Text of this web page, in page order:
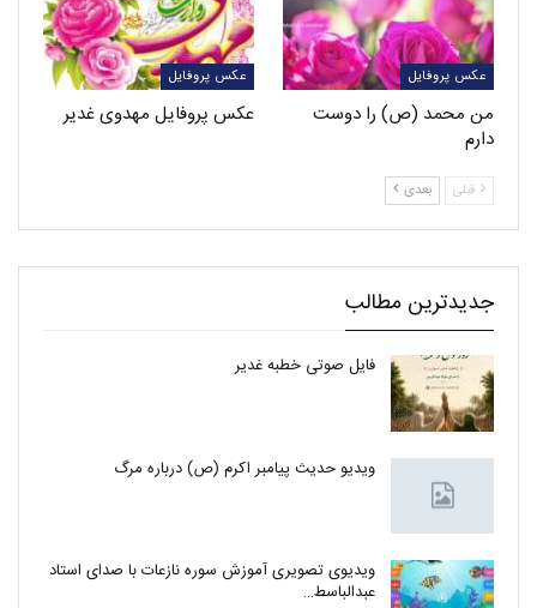
عکس پروفایل
من محمد (ص) را دوست
دارم
عکس پروفایل
عکس پروفایل مهدوی غدیر
قبلی بعدی
جدیدترین مطالب
فایل صوتی خطبه غدیر
ویدیو حدیث پیامبر اکرم (ص) درباره مرگ
ویدیوی تصویری آموزش سوره نازعات با صدای استاد
عبدالباسط…